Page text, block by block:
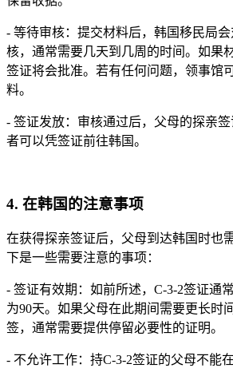
- 等待审核：提交材料后，韩国移民局
核，通常需要几天到几周的时间。如果
签证将会批准。若有任何问题，领事馆
料。
- 签证发放：审核通过后，父母的探亲
者可以凭签证前往韩国。
4. 在韩国的注意事项
在获得探亲签证后，父母到达韩国时也
下是一些需要注意的事项：
- 签证有效期：如前所述，C-3-2签证通
为90天。如果父母在此期间需要更长时
签，通常需要提供停留必要性的证明。
- 不允许工作：持C-3-2签证的父母不能